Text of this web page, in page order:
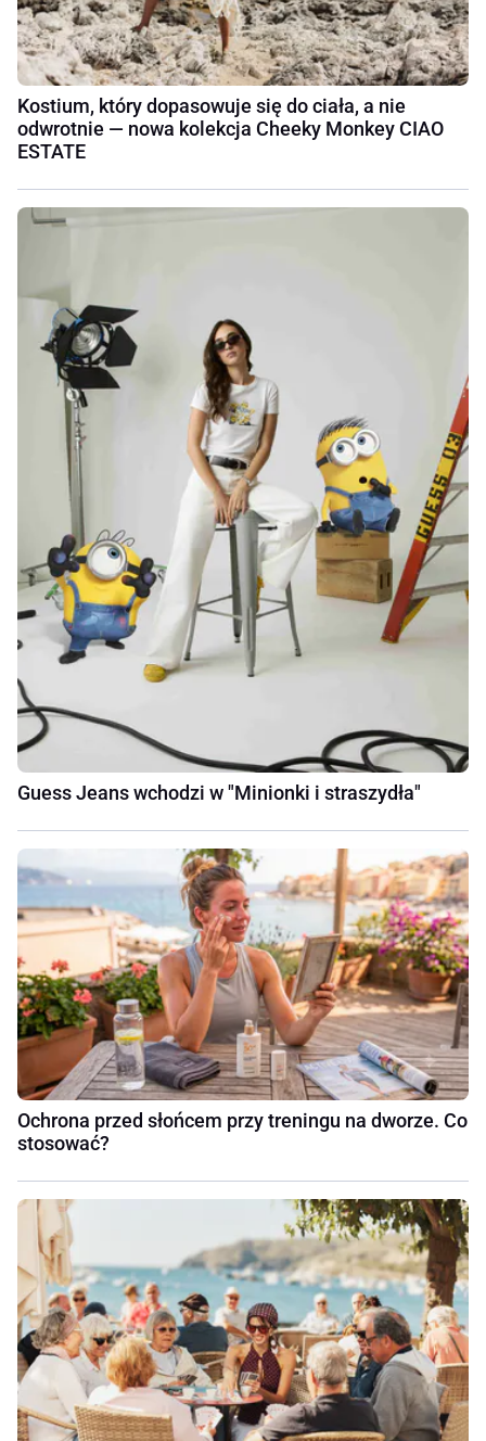
Kostium, który dopasowuje się do ciała, a nie
odwrotnie — nowa kolekcja Cheeky Monkey CIAO
ESTATE
Guess Jeans wchodzi w "Minionki i straszydła"
Ochrona przed słońcem przy treningu na dworze. Co
stosować?